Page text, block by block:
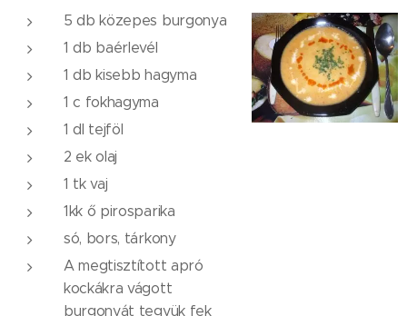
5 db közepes burgonya
1 db baérlevél
1 db kisebb hagyma
1 c fokhagyma
1 dl tejföl
2 ek olaj
1 tk vaj
1kk ő pirosparika
só, bors, tárkony
A megtisztított apró
kockákra vágott
burgonyát tegyük fek